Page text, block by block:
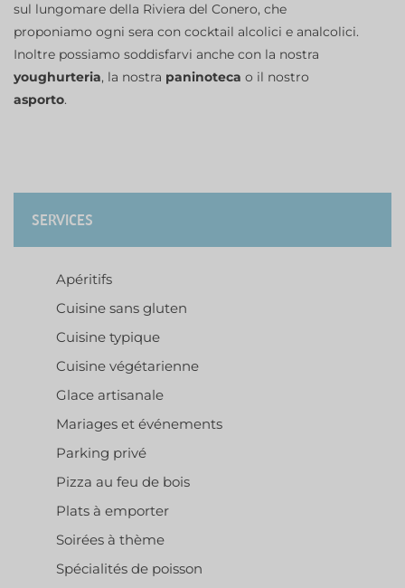
sul lungomare della Riviera del Conero, che
proponiamo ogni sera con cocktail alcolici e analcolici.
Inoltre possiamo soddisfarvi anche con la nostra
youghurteria, la nostra paninoteca o il nostro
asporto.
SERVICES
Apéritifs
Cuisine sans gluten
Cuisine typique
Cuisine végétarienne
Glace artisanale
Mariages et événements
Parking privé
Pizza au feu de bois
Plats à emporter
Soirées à thème
Spécialités de poisson